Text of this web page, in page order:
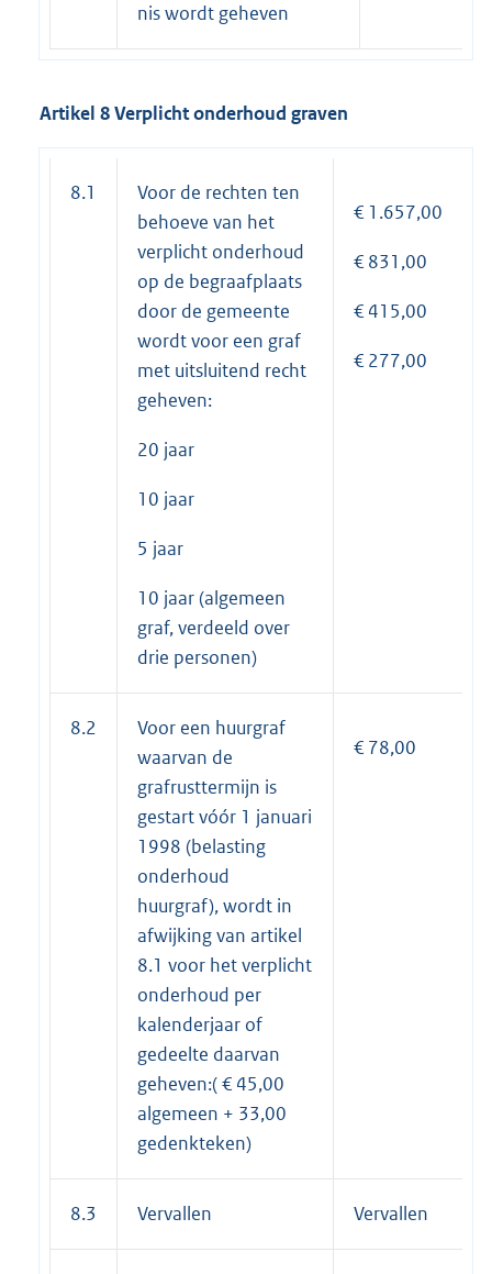
nis wordt geheven
Artikel 8 Verplicht onderhoud graven
8.1
Voor de rechten ten
behoeve van het
verplicht onderhoud
op de begraafplaats
door de gemeente
wordt voor een graf
met uitsluitend recht
geheven:
20 jaar
10 jaar
5 jaar
10 jaar (algemeen
graf, verdeeld over
drie personen)
€ 1.657,00
€ 831,00
€ 415,00
€ 277,00
8.2
Voor een huurgraf
waarvan de
grafrusttermijn is
gestart vóór 1 januari
1998 (belasting
onderhoud
huurgraf), wordt in
afwijking van artikel
8.1 voor het verplicht
onderhoud per
kalenderjaar of
gedeelte daarvan
geheven:( € 45,00
algemeen + 33,00
gedenkteken)
€ 78,00
8.3 Vervallen Vervallen